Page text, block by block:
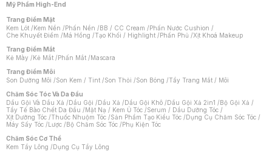
Mỹ Phẩm High-End
Trang Điểm Mặt
Kem Lót /Kem Nền /Phấn Nền /BB / CC Cream /Phấn Nước Cushion /
Che Khuyết Điểm /Má Hồng /Tạo Khối / Highlight /Phấn Phủ /Xịt Khoá Makeup
Trang Điểm Mắt
Kẻ Mày /Kẻ Mắt /Phấn Mắt /Mascara
Trang Điểm Môi
Son Dưỡng Môi /Son Kem / Tint /Son Thỏi /Son Bóng /Tẩy Trang Mắt / Môi
Chăm Sóc Tóc Và Da Đầu
Dầu Gội Và Dầu Xả /Dầu Gội /Dầu Xả /Dầu Gội Khô /Dầu Gội Xả 2in1 /Bộ Gội Xả /
Tẩy Tế Bào Chết Da Đầu /Mặt Nạ / Kem Ủ Tóc /Serum / Dầu Dưỡng Tóc /
Xịt Dưỡng Tóc /Thuốc Nhuộm Tóc /Sản Phẩm Tạo Kiểu Tóc /Dụng Cụ Chăm Sóc Tóc /
Máy Sấy Tóc /Lược /Bộ Chăm Sóc Tóc /Phụ Kiện Tóc
Chăm Sóc Cơ Thể
Kem Tẩy Lông /Dụng Cụ Tẩy Lông